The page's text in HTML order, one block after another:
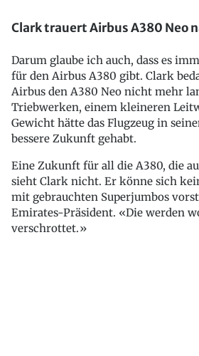
Clark trauert Airbus A380 Neo
Darum glaube ich auch, dass es
für den Airbus A380 gibt. Clark
Airbus den A380 Neo nicht mehr
Triebwerken, einem kleineren
Gewicht hätte das Flugzeug in
bessere Zukunft gehabt.
Eine Zukunft für all die A380, die
sieht Clark nicht. Er könne sich
mit gebrauchten Superjumbos
Emirates-Präsident. «Die werden
verschrottet.»